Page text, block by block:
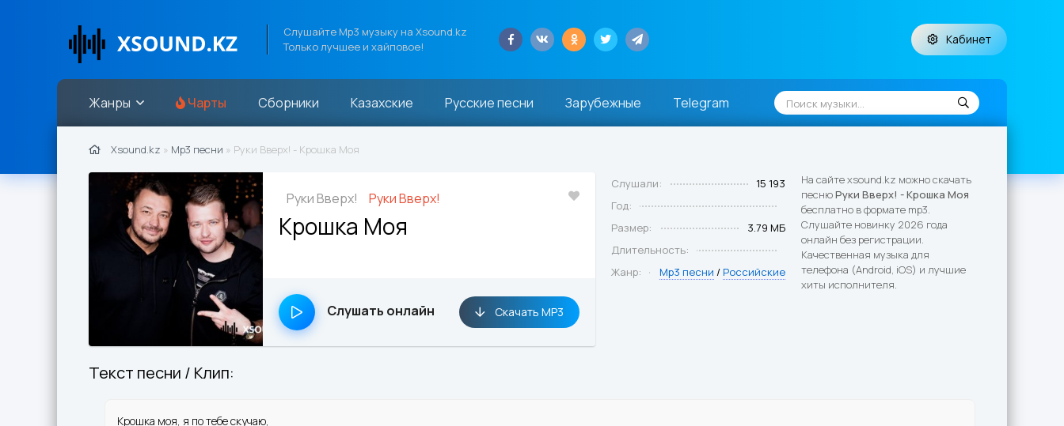
Слушайте Mp3 музыку на Xsound.kz
Только лучшее и хайповое!
Кабинет
Жанры Чарты Сборники Казахские Русские песни Зарубежные Telegram
Xsound.kz » Mp3 песни » Руки Вверх! - Крошка Моя
Руки Вверх! Руки Вверх!
Крошка Моя
Слушать онлайн Скачать MP3
Слушали:
15 193
Год:
Размер:
3.79 МБ
Длительность:
Жанр:
Mp3 песни / Российские
На сайте xsound.kz можно скачать
песнюРуки Вверх! - Крошка Моя
бесплатно в формате mp3.
Слушайте новинку 2026 года
онлайн без регистрации.
Качественная музыка для
телефона (Android, iOS) и лучшие
хиты исполнителя.
Текст песни / Клип:
Крошка моя, я по тебе скучаю,